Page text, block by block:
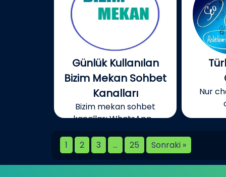
Günlük Kullanılan
Bizim Mekan Sohbet
Kanalları
Bizim mekan sohbet
kanalları WhatsApp,...
Nur
1 2 3 … 25 Sonraki »